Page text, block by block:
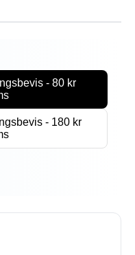
- 80 kr
- 180 kr